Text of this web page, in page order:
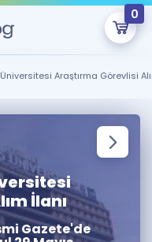
0
Boş.
onlarca eğitim seni
Araştırma Görevlisi
İlanı
Gazete'de